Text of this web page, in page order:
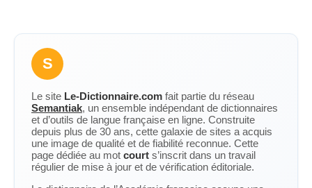
S
Le site Le-Dictionnaire.com fait partie du réseau
Semantiak, un ensemble indépendant de dictionnaires
et d’outils de langue française en ligne. Construite
depuis plus de 30 ans, cette galaxie de sites a acquis
une image de qualité et de fiabilité reconnue. Cette
page dédiée au mot court s’inscrit dans un travail
régulier de mise à jour et de vérification éditoriale.